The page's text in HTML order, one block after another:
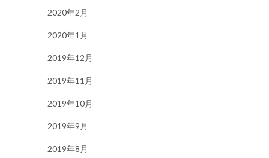
2020年2月
2020年1月
2019年12月
2019年11月
2019年10月
2019年9月
2019年8月